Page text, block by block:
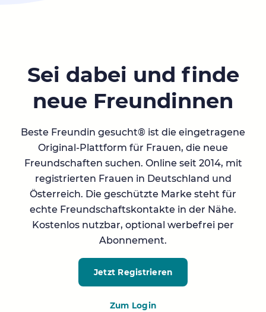
Sei dabei und finde
neue Freundinnen
Beste Freundin gesucht® ist die eingetragene
Original-Plattform für Frauen, die neue
Freundschaften suchen. Online seit 2014, mit
registrierten Frauen in Deutschland und
Österreich. Die geschützte Marke steht für
echte Freundschaftskontakte in der Nähe.
Kostenlos nutzbar, optional werbefrei per
Abonnement.
Jetzt Registrieren
Zum Login